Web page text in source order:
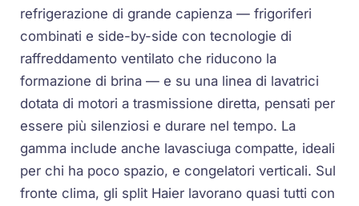
refrigerazione di grande capienza — frigoriferi
combinati e side-by-side con tecnologie di
raffreddamento ventilato che riducono la
formazione di brina — e su una linea di lavatrici
dotata di motori a trasmissione diretta, pensati per
essere più silenziosi e durare nel tempo. La
gamma include anche lavasciuga compatte, ideali
per chi ha poco spazio, e congelatori verticali. Sul
fronte clima, gli split Haier lavorano quasi tutti con